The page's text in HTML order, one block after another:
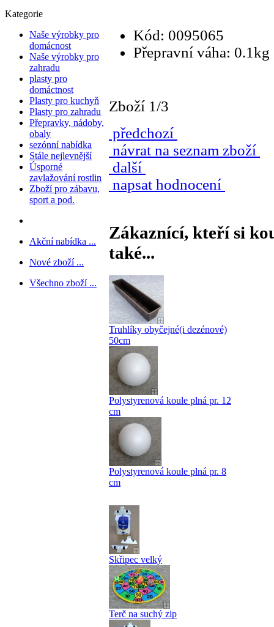
Kategorie
Naše výrobky pro
domácnost
Naše výrobky pro
zahradu
plasty pro
domáctnost
Plasty pro kuchyň
Plasty pro zahradu
Přepravky, nádoby,
obaly
sezónní nabídka
Stále nejlevnější
Úsporné
zavlažování rostlin
Zboží pro zábavu,
sport a pod.
Akční nabídka ...
Nové zboží ...
Všechno zboží ...
Kód: 0095065
Přepravní váha: 0.1kg
Zboží 1/3
předchozí
návrat na seznam zboží
další
napsat hodnocení
Zákaznící, kteří si
také...
Truhlíky obyčejné(i dezénové)
50cm
Polystyrenová koule plná pr. 12
cm
Polystyrenová koule plná pr. 8
cm
Skřipec velký
Terč na suchý zip